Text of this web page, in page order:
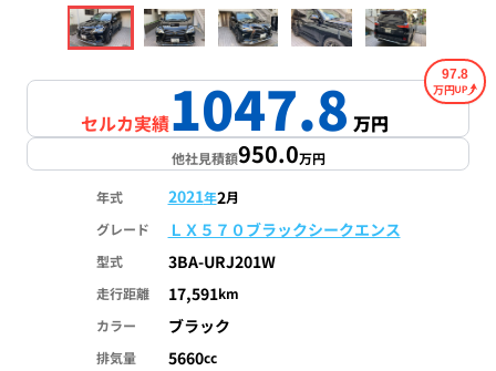
1/18
セルカ実績1047.8万円
97.8
万円
他社見積額950.0万円
年式 2021年2月
グレード
ＬＸ５７０ブラックシークエンス
型式 3BA-URJ201W
走行距離 17,591km
カラー
ブラック
排気量 5660cc